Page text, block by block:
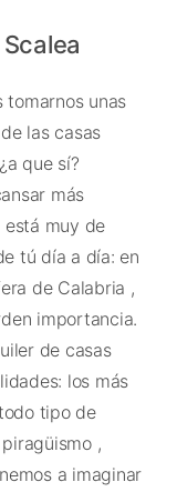
tomarnos unas
las casas
que sí?
más
está muy de
tú día a día: en
de Calabria ,
importancia.
de casas
los más
tipo de
,
a imaginar